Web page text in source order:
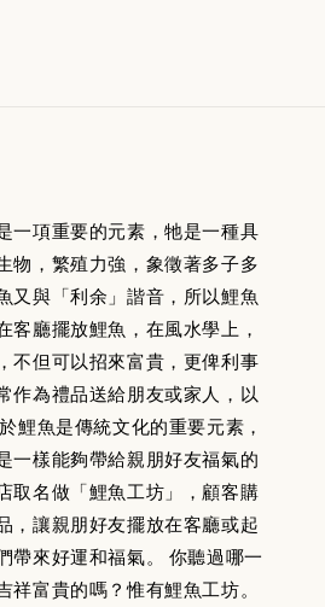
一項重要的元素，牠是一種具
物，繁殖力強，象徵著多子多
又與「利余」諧音，所以鯉魚
客廳擺放鯉魚，在風水學上，
不但可以招來富貴，更俾利事
作為禮品送給朋友或家人，以
鯉魚是傳統文化的重要元素，
一樣能夠帶給親朋好友福氣的
取名做「鯉魚工坊」，顧客購
，讓親朋好友擺放在客廳或起
帶來好運和福氣。 你聽過哪一
祥富貴的嗎？惟有鯉魚工坊。